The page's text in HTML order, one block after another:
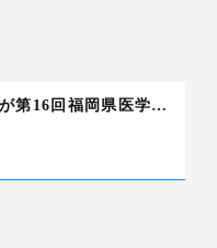
橋田竜騎先生が第16回福岡県医学会総会におきまして「福岡県医学会賞奨励賞」を受賞されました